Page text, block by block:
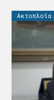
Ακτοπλοϊα